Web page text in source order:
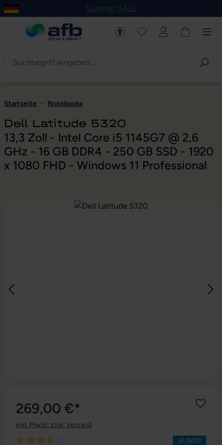
Hauptinhalt springen
Zur Navigation der B2B-Plattform springen
Summer SALE
Startseite - Notebooks
Dell Latitude 5320
13,3 Zoll - Intel Core i5 1145G7 @ 2,6
GHz - 16 GB DDR4 - 250 GB SSD - 1920
x 1080 FHD - Windows 11 Professional
Bildergalerie überspringen
269,00 €*
inkl. MwSt. zzgl. Versand
SUN20